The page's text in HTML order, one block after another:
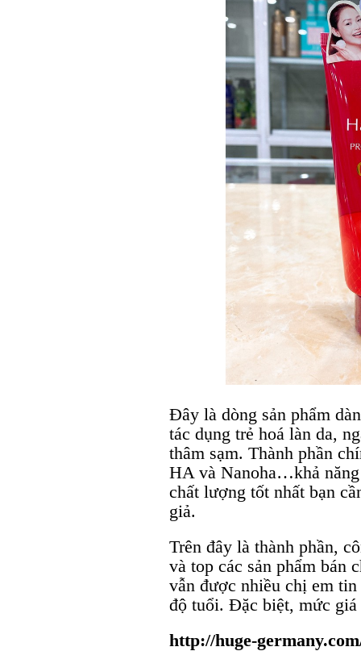
Đây là dòng sản phẩm
tác dụng trẻ hoá làn da,
thâm sạm. Thành phần
HA và Nanoha…khả
chất lượng tốt nhất bạn
giả.
Trên đây là thành phần,
và top các sản phẩm bán
vẫn được nhiều chị em
độ tuổi. Đặc biệt, mức
http://huge-